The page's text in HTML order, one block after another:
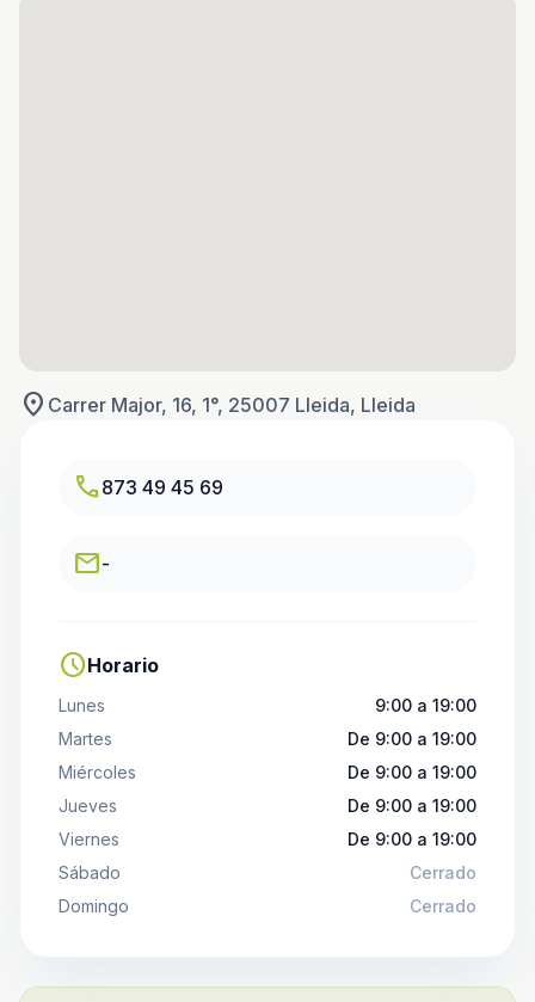
location_on Carrer Major, 16, 1°, 25007 Lleida, Lleida
call873 49 45 69
email-
scheduleHorario
Lunes
9:00 a 19:00
Martes
De 9:00 a 19:00
Miércoles
De 9:00 a 19:00
Jueves
De 9:00 a 19:00
Viernes
De 9:00 a 19:00
Sábado
Cerrado
Domingo
Cerrado